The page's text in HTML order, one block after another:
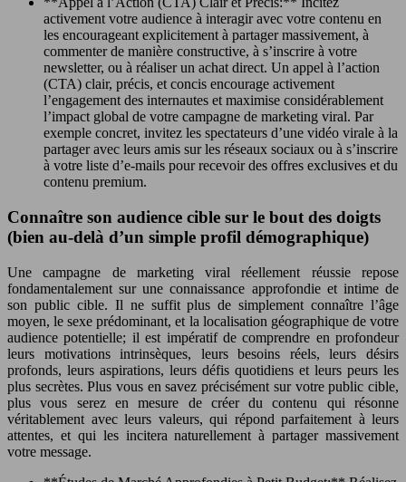
activement votre audience à interagir avec votre contenu en
les encourageant explicitement à partager massivement, à
commenter de manière constructive, à s’inscrire à votre
newsletter, ou à réaliser un achat direct. Un appel à l’action
(CTA) clair, précis, et concis encourage activement
l’engagement des internautes et maximise considérablement
l’impact global de votre campagne de marketing viral. Par
exemple concret, invitez les spectateurs d’une vidéo virale à la
partager avec leurs amis sur les réseaux sociaux ou à s’inscrire
à votre liste d’e-mails pour recevoir des offres exclusives et du
contenu premium.
Connaître son audience cible sur le bout des doigts
(bien au-delà d’un simple profil démographique)
Une campagne de marketing viral réellement réussie repose
fondamentalement sur une connaissance approfondie et intime de
son public cible. Il ne suffit plus de simplement connaître l’âge
moyen, le sexe prédominant, et la localisation géographique de votre
audience potentielle; il est impératif de comprendre en profondeur
leurs motivations intrinsèques, leurs besoins réels, leurs désirs
profonds, leurs aspirations, leurs défis quotidiens et leurs peurs les
plus secrètes. Plus vous en savez précisément sur votre public cible,
plus vous serez en mesure de créer du contenu qui résonne
véritablement avec leurs valeurs, qui répond parfaitement à leurs
attentes, et qui les incitera naturellement à partager massivement
votre message.